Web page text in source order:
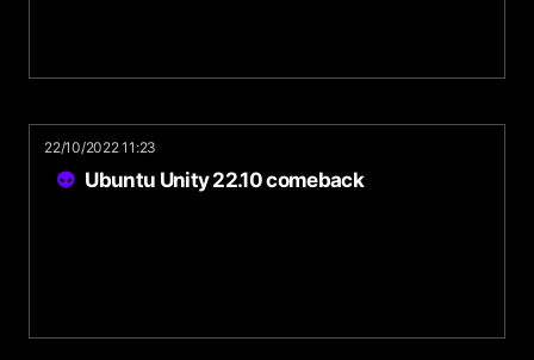
22/10/2022 11:23
Ubuntu Unity 22.10 comeback